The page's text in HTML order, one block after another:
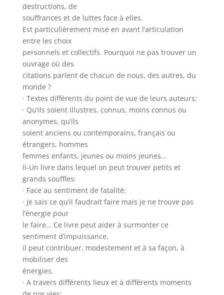
destructions, de
souffrances et de luttes face à elles.
Est particulièrement mise en avant l’articulation
entre les choix
personnels et collectifs. Pourquoi ne pas trouver un
ouvrage où des
citations parlent de chacun de nous, des autres, du
monde ?
· Textes différents du point de vue de leurs auteurs:
· Qu’ils soient illustres, connus, moins connus ou
anonymes, qu’ils
soient anciens ou contemporains, français ou
étrangers, hommes
femmes enfants, jeunes ou moins jeunes…
II-Un livre dans lequel on peut trouver petits et
grands souffles:
· Face au sentiment de fatalité:
· Je sais ce qu’il faudrait faire mais je ne trouve pas
l’énergie pour
le faire… Ce livre peut aider à surmonter ce
sentiment d’impuissance,
il peut contribuer, modestement et à sa façon, à
mobiliser des
énergies.
· A travers différents lieux et à différents moments